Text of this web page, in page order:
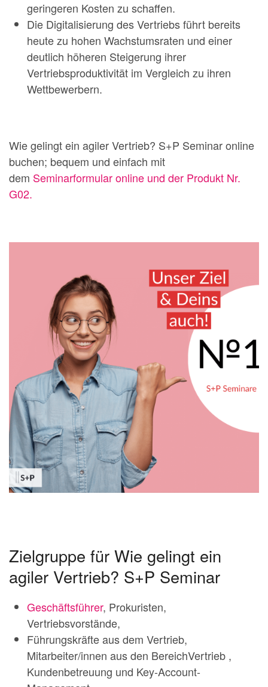
geringeren Kosten zu schaffen.
Die Digitalisierung des Vertriebs führt bereits
heute zu hohen Wachstumsraten und einer
deutlich höheren Steigerung ihrer
Vertriebsproduktivität im Vergleich zu ihren
Wettbewerbern.
Wie gelingt ein agiler Vertrieb? S+P Seminar online
buchen; bequem und einfach mit
dem Seminarformular online und der Produkt Nr.
G02.
Zielgruppe für Wie gelingt ein
agiler Vertrieb? S+P Seminar
Geschäftsführer, Prokuristen,
Vertriebsvorstände,
Führungskräfte aus dem Vertrieb,
Mitarbeiter/innen aus den BereichVertrieb ,
Kundenbetreuung und Key-Account-